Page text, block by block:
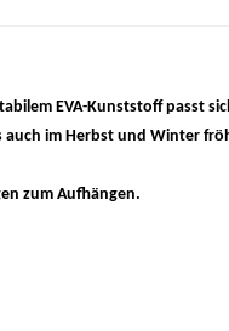
EVA-Kunststoff
auch im Herbst und Winter
zum Aufhängen.